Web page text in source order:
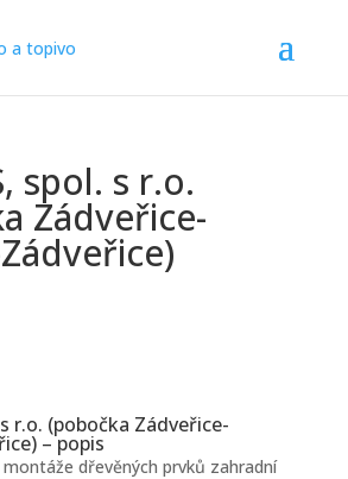
spol. s r.o.
Zádveřice-
r.o. (pobočka Zádveřice-
– popis
dřevěných prvků zahradní